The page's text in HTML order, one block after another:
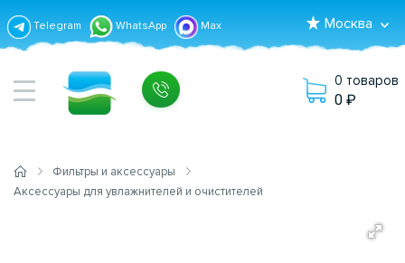
Telegram WhatsApp Max Москва
0 товаров
0
Фильтры и аксессуары
Аксессуары для увлажнителей и очистителей